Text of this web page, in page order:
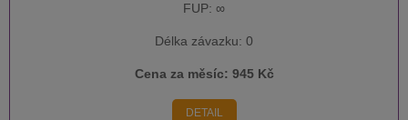
FUP: ∞
Délka závazku: 0
Cena za měsíc: 945 Kč
DETAIL